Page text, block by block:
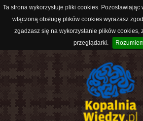
Ta strona wykorzystuje pliki cookies.
włączoną obsługę plików cookies wyrażasz
zgadzasz się na wykorzystanie plików cookies,
przeglądarki.